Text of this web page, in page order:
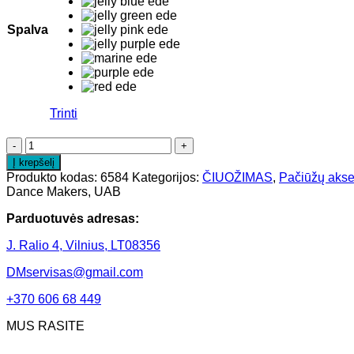
Spalva
Trinti
Į krepšelį
Produkto kodas: 6584 Kategorijos: ČIUOŽIMAS, Pačiūžų
Dance Makers, UAB
Parduotuvės adresas:
J. Ralio 4, Vilnius, LT08356
DMservisas@gmail.com
+370 606 68 449
MUS RASITE